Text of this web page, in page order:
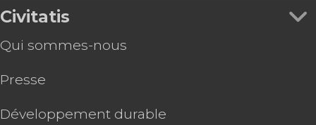
Civitatis
Qui sommes-nous
Presse
Développement durable